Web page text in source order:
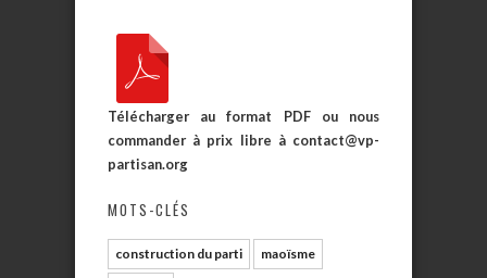
Télécharger au format PDF ou nous
commander à prix libre à contact@vp-
partisan.org
MOTS-CLÉS
construction du parti maoïsme